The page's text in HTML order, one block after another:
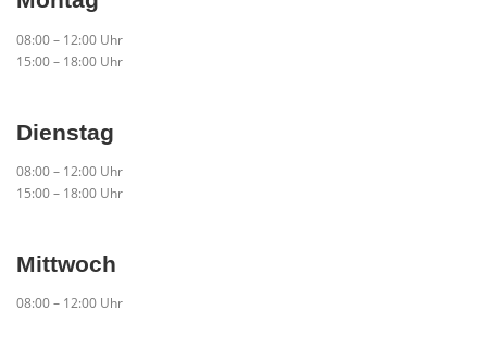
08:00 – 12:00 Uhr
15:00 – 18:00 Uhr
Dienstag
08:00 – 12:00 Uhr
15:00 – 18:00 Uhr
Mittwoch
08:00 – 12:00 Uhr